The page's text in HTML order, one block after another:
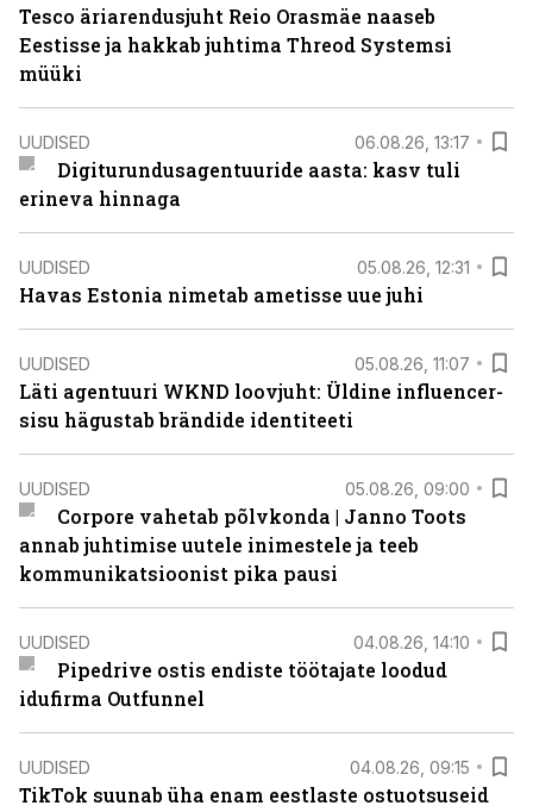
Tesco äriarendusjuht Reio Orasmäe naaseb
Eestisse ja hakkab juhtima Threod Systemsi
müüki
UUDISED 06.08.26, 13:17
Digiturundusagentuuride aasta: kasv tuli
erineva hinnaga
UUDISED 05.08.26, 12:31
Havas Estonia nimetab ametisse uue juhi
UUDISED 05.08.26, 11:07
Läti agentuuri WKND loovjuht: Üldine influencer-
sisu hägustab brändide identiteeti
UUDISED 05.08.26, 09:00
Corpore vahetab põlvkonda | Janno Toots
annab juhtimise uutele inimestele ja teeb
kommunikatsioonist pika pausi
UUDISED 04.08.26, 14:10
Pipedrive ostis endiste töötajate loodud
idufirma Outfunnel
UUDISED 04.08.26, 09:15
TikTok suunab üha enam eestlaste ostuotsuseid